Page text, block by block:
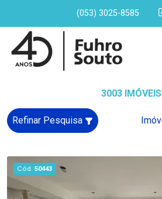
(053) 3025-8585
3003 IMÓVEIS
Refinar Pesquisa
Cód. 50443